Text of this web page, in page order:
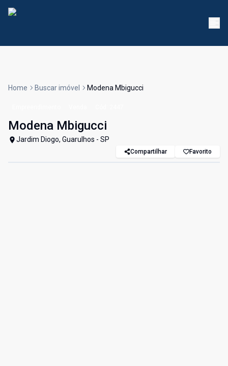
Home Buscar imóvel Modena Mbigucci
Modena Mbigucci
Jardim Diogo, Guarulhos - SP
Compartilhar Favorito